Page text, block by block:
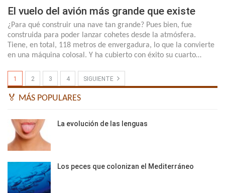
El vuelo del avión más grande que existe
¿Para qué construir una nave tan grande? Pues bien, fue
construida para poder lanzar cohetes desde la atmósfera.
Tiene, en total, 118 metros de envergadura, lo que la convierte
en una máquina colosal. Y ha cubierto con éxito su cuarto…
1 2 3 4 SIGUIENTE
🏅 MÁS POPULARES
La evolución de las lenguas
Los peces que colonizan el Mediterráneo